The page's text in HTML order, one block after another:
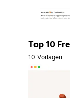
Top 10
10 Vorlagen